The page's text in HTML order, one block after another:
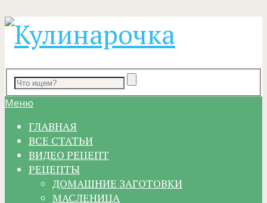
Меню
ГЛАВНАЯ
ВСЕ СТАТЬИ
ВИДЕО РЕЦЕПТ
РЕЦЕПТЫ
ДОМАШНИЕ ЗАГОТОВКИ
МАСЛЕНИЦА